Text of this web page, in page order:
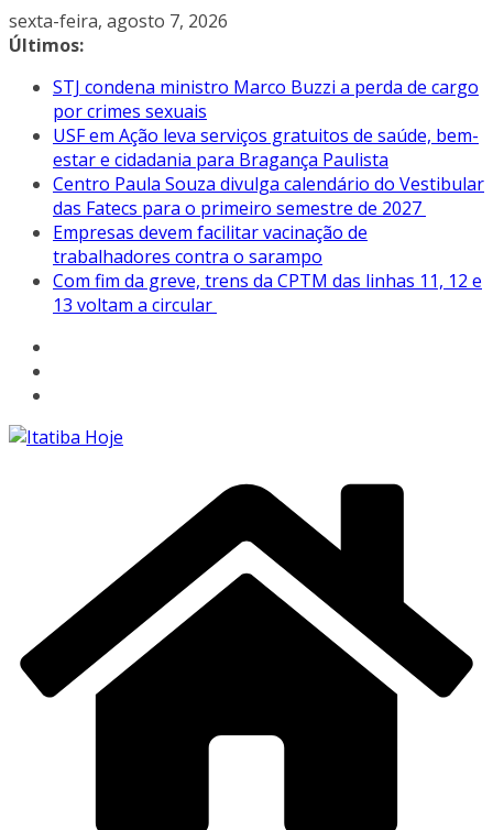
Pular
para
conteúdo
sexta-feira, agosto 7, 2026
Últimos:
STJ condena ministro Marco Buzzi a perda de cargo
por crimes sexuais
USF em Ação leva serviços gratuitos de saúde, bem-
estar e cidadania para Bragança Paulista
Centro Paula Souza divulga calendário do Vestibular
das Fatecs para o primeiro semestre de 2027
Empresas devem facilitar vacinação de
trabalhadores contra o sarampo
Com fim da greve, trens da CPTM das linhas 11, 12 e
13 voltam a circular